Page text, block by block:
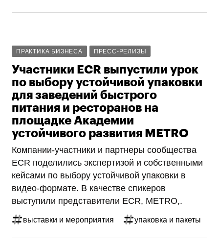
ПРАКТИКА БИЗНЕСА ПРЕСС-РЕЛИЗЫ
Участники ECR выпустили урок
по выбору устойчивой упаковки
для заведений быстрого
питания и ресторанов на
площадке Академии
устойчивого развития METRO
Компании-участники и партнеры сообщества
ECR поделились экспертизой и собственными
кейсами по выбору устойчивой упаковки в
видео-формате. В качестве спикеров
выступили представители ECR, METRO,.
выставки и мероприятия упаковка и пакеты